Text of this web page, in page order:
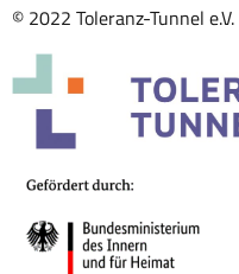
© 2022 Toleranz-Tunnel e.V.